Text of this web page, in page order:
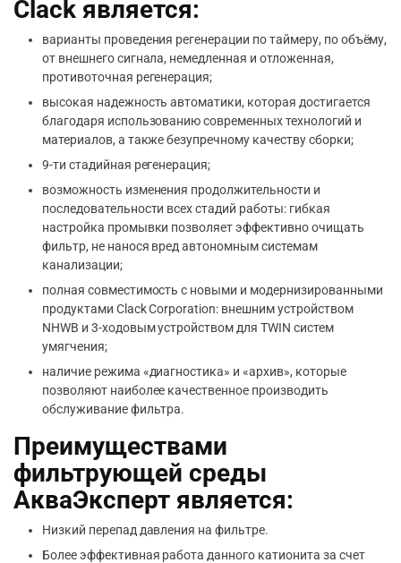
Clack является:
варианты проведения регенерации по таймеру, по объёму,
от внешнего сигнала, немедленная и отложенная,
противоточная регенерация;
высокая надежность автоматики, которая достигается
благодаря использованию современных технологий и
материалов, а также безупречному качеству сборки;
9-ти стадийная регенерация;
возможность изменения продолжительности и
последовательности всех стадий работы: гибкая
настройка промывки позволяет эффективно очищать
фильтр, не нанося вред автономным системам
канализации;
полная совместимость с новыми и модернизированными
продуктами Clack Corporation: внешним устройством
NHWB и 3-ходовым устройством для TWIN систем
умягчения;
наличие режима «диагностика» и «архив», которые
позволяют наиболее качественное производить
обслуживание фильтра.
Преимуществами
фильтрующей среды
АкваЭксперт является:
Низкий перепад давления на фильтре.
Более эффективная работа данного катионита за счет